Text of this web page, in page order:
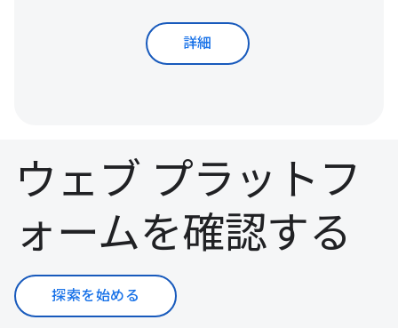
詳細
ウェブ プラットフ
ォームを確認する
探索を始める